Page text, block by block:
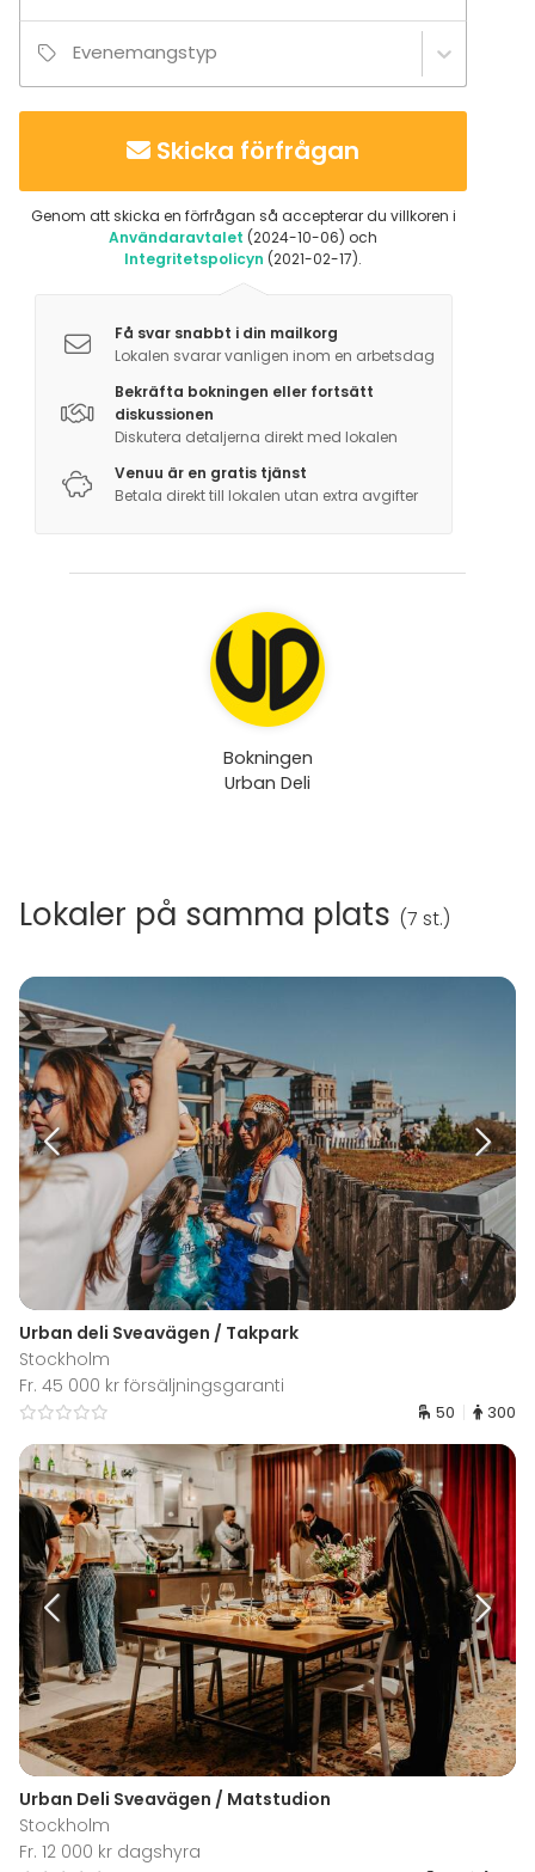
Evenemangstyp
Skicka förfrågan
Genom att skicka en förfrågan så accepterar du villkoren i
Användaravtalet (2024-10-06) och
Integritetspolicyn (2021-02-17).
Få svar snabbt i din mailkorg
Lokalen svarar vanligen inom en arbetsdag
Bekräfta bokningen eller fortsätt
diskussionen
Diskutera detaljerna direkt med lokalen
Venuu är en gratis tjänst
Betala direkt till lokalen utan extra avgifter
Bokningen
Urban Deli
Lokaler på samma plats (7 st.)
Urban deli Sveavägen / Takpark
Stockholm
Fr. 45 000 kr försäljningsgaranti
50 300
Urban Deli Sveavägen / Matstudion
Stockholm
Fr. 12 000 kr dagshyra